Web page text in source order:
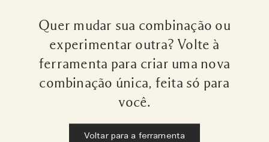
Quer mudar sua combinação ou
experimentar outra? Volte à
ferramenta para criar uma nova
combinação única, feita só para
você.
Voltar para a ferramenta